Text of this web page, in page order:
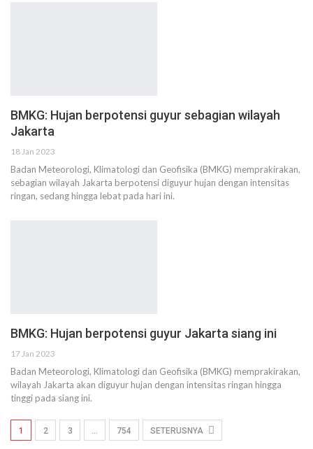
BMKG: Hujan berpotensi guyur sebagian wilayah
Jakarta
18 Jan 2023
Badan Meteorologi, Klimatologi dan Geofisika (BMKG) memprakirakan,
sebagian wilayah Jakarta berpotensi diguyur hujan dengan intensitas
ringan, sedang hingga lebat pada hari ini.
BMKG: Hujan berpotensi guyur Jakarta siang ini
17 Jan 2023
Badan Meteorologi, Klimatologi dan Geofisika (BMKG) memprakirakan,
wilayah Jakarta akan diguyur hujan dengan intensitas ringan hingga
tinggi pada siang ini.
1 2 3 … 754 SETERUSNYA